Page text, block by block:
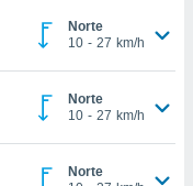
Norte
10 - 27 km/h
Norte
10 - 27 km/h
Norte